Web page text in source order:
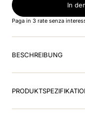
In
Paga in 3 rate senza
BESCHREIBUNG